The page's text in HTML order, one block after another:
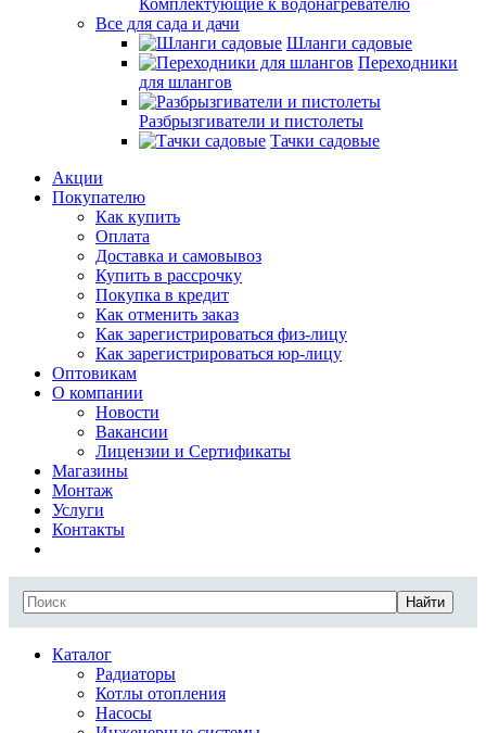
Комплектующие к водонагревателю
Все для сада и дачи
Шланги садовые
Переходники
для шлангов
Разбрызгиватели и пистолеты
Тачки садовые
Акции
Покупателю
Как купить
Оплата
Доставка и самовывоз
Купить в рассрочку
Покупка в кредит
Как отменить заказ
Как зарегистрироваться физ-лицу
Как зарегистрироваться юр-лицу
Оптовикам
О компании
Новости
Вакансии
Лицензии и Сертификаты
Магазины
Монтаж
Услуги
Контакты
Найти
Каталог
Радиаторы
Котлы отопления
Насосы